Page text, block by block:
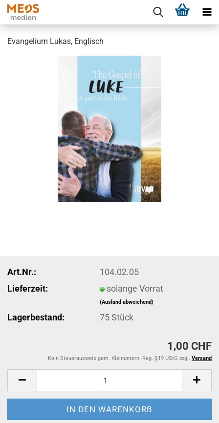
Evangelium Lukas, Englisch
Art.Nr.:
104.02.05
Lieferzeit:
solange Vorrat
(Ausland abweichend)
Lagerbestand: 75Stück
1,00 CHF
Kein Steuerausweis gem. Kleinuntern.-Reg. §19 UStG zzgl. Versand